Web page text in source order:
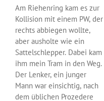
Am Riehenring kam es zur
Kollision mit einem PW, der
rechts abbiegen wollte,
aber ausholte wie ein
Sattelschlepper. Dabei kam
ihm mein Tram in den Weg.
Der Lenker, ein junger
Mann war einsichtig, nach
dem üblichen Prozedere